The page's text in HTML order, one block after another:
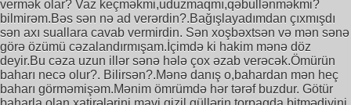
vermək olar? Vaz keçməkmi,uduzmaqmı,qəbullənməkmi?
bilmirəm.Bəs sən nə ad verərdin?.Bağışlayadımdan çıxmışdı
sən axı suallara cavab vermirdin. Sən xoşbəxtsən və mən sənə
görə özümü cəzalandırmışam.İçimdə ki hakim mənə döz
deyir.Bu cəza uzun illər sənə hələ çox əzab verəcək.Ömürün
baharı necə olur?. Bilirsən?.Mənə danış o,bahardan mən heç
baharı görməmişəm.Mənim ömrümdə hər tərəf buzdur. Götür